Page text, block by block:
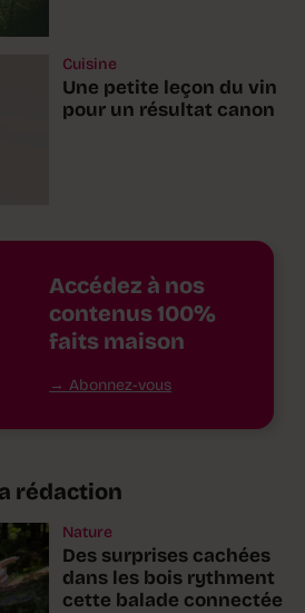
Cuisine
Une petite leçon du vin
pour un résultat canon
Accédez à nos
contenus 100%
faits maison
Abonnez-vous
rédaction
Nature
Des surprises cachées
dans les bois rythment
cette balade connectée